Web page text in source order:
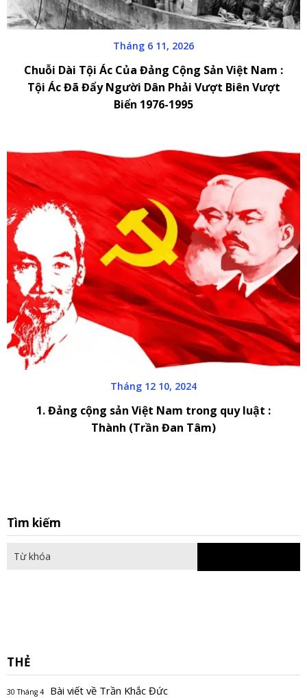
Tháng 6 11, 2026
Chuỗi Dài Tội Ác Của Đảng Cộng Sản Việt Nam :
Tội Ác Đã Đẩy Người Dân Phải Vượt Biên Vượt
Biển 1976-1995
Tháng 12 10, 2024
1. Đảng cộng sản Việt Nam trong quy luật :
Thành (Trần Đan Tâm)
Tìm kiếm
THẺ
30 Tháng 4 Bài viết về Trần Khắc Đức